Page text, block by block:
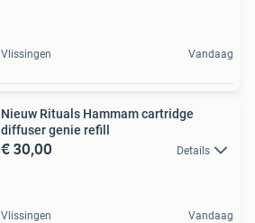
Vlissingen Vandaag
Nieuw Rituals Hammam cartridge
diffuser genie refill
€ 30,00 Details
Vlissingen Vandaag